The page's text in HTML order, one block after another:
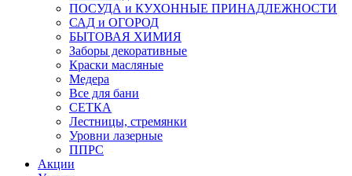
ПОСУДА и КУХОННЫЕ ПРИНАДЛЕЖНОСТИ
САД и ОГОРОД
БЫТОВАЯ ХИМИЯ
Заборы декоративные
Краски масляные
Медера
Все для бани
СЕТКА
Лестницы, стремянки
Уровни лазерные
ППРС
Акции